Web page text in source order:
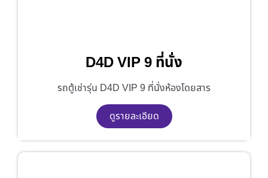
D4D VIP 9 ที่นั่ง
รถตู้เช่ารุ่น D4D VIP 9 ที่นั่งห้องโดยสาร
ดูรายละเอียด